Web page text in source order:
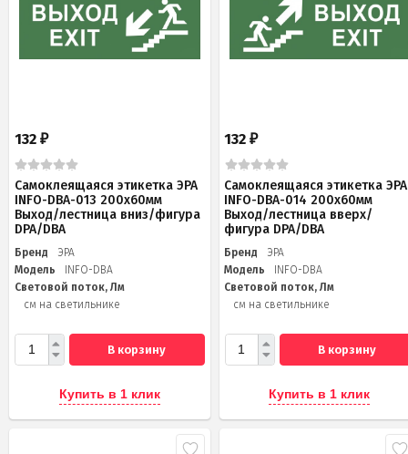
132 ₽
Самоклеящаяся этикетка ЭРА
INFO-DBA-013 200х60мм
Выход/лестница вниз/фигура
DPA/DBA
Бренд
ЭРА
Модель
INFO-DBA
Световой поток, Лм
см на светильнике
В корзину
Купить в 1 клик
132₽
Самоклеящаяся этикетка ЭРА
INFO-DBA-014 200х60мм
Выход/лестница вверх/
фигура DPA/DBA
Бренд
ЭРА
Модель
INFO-DBA
Световой поток, Лм
см на светильнике
В корзину
Купить в 1 клик